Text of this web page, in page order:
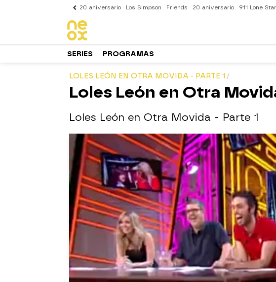
20 aniversario Los Simpson Friends 20 aniversario 911 Lone Star
SERIES PROGRAMAS
LOLES LEÓN EN OTRA MOVIDA - PARTE 1
Loles León en Otra
Loles León en Otra Movida - Parte 1